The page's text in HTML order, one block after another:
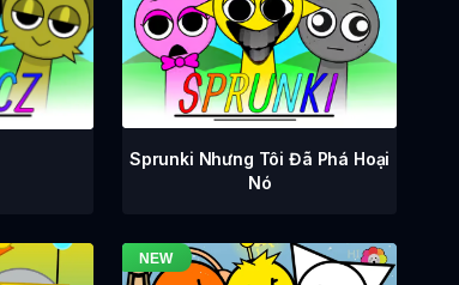
Sprunki Nhưng Tôi Đã Phá Hoại
Nó